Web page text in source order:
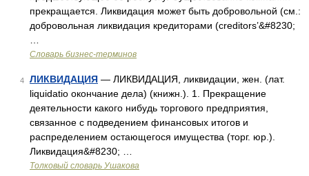
прекращается. Ликвидация может быть добровольной (cм.:
добровольная ликвидация кредиторами (creditors’&#8230;
Словарь бизнес-терминов
4 ЛИКВИДАЦИЯ — ЛИКВИДАЦИЯ, ликвидации, жен. (лат.
liquidatio окончание дела) (книжн.). 1. Прекращение
деятельности какого нибудь торгового предприятия,
связанное с подведением финансовых итогов и
распределением остающегося имущества (торг. юр.).
Ликвидация&#8230; …
Толковый словарь Ушакова